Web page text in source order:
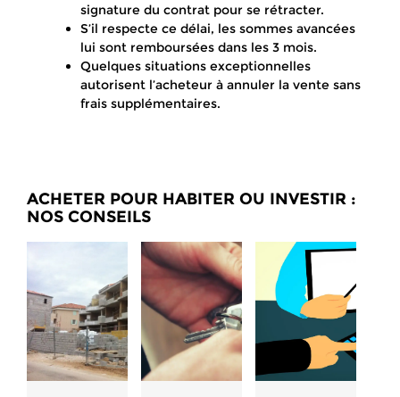
signature du contrat pour se rétracter.
S’il respecte ce délai, les sommes avancées
lui sont remboursées dans les 3 mois.
Quelques situations exceptionnelles
autorisent l’acheteur à annuler la vente sans
frais supplémentaires.
ACHETER POUR HABITER OU INVESTIR :
NOS CONSEILS